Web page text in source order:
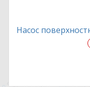
Насос